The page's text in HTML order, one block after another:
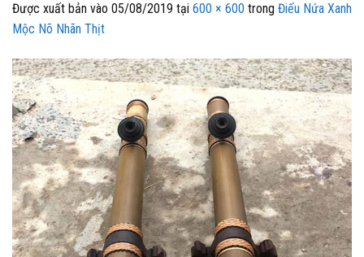
Được xuất bản vào 05/08/2019 tại 600 × 600 trong Điếu Nứa Xanh
Mộc Nõ Nhãn Thịt